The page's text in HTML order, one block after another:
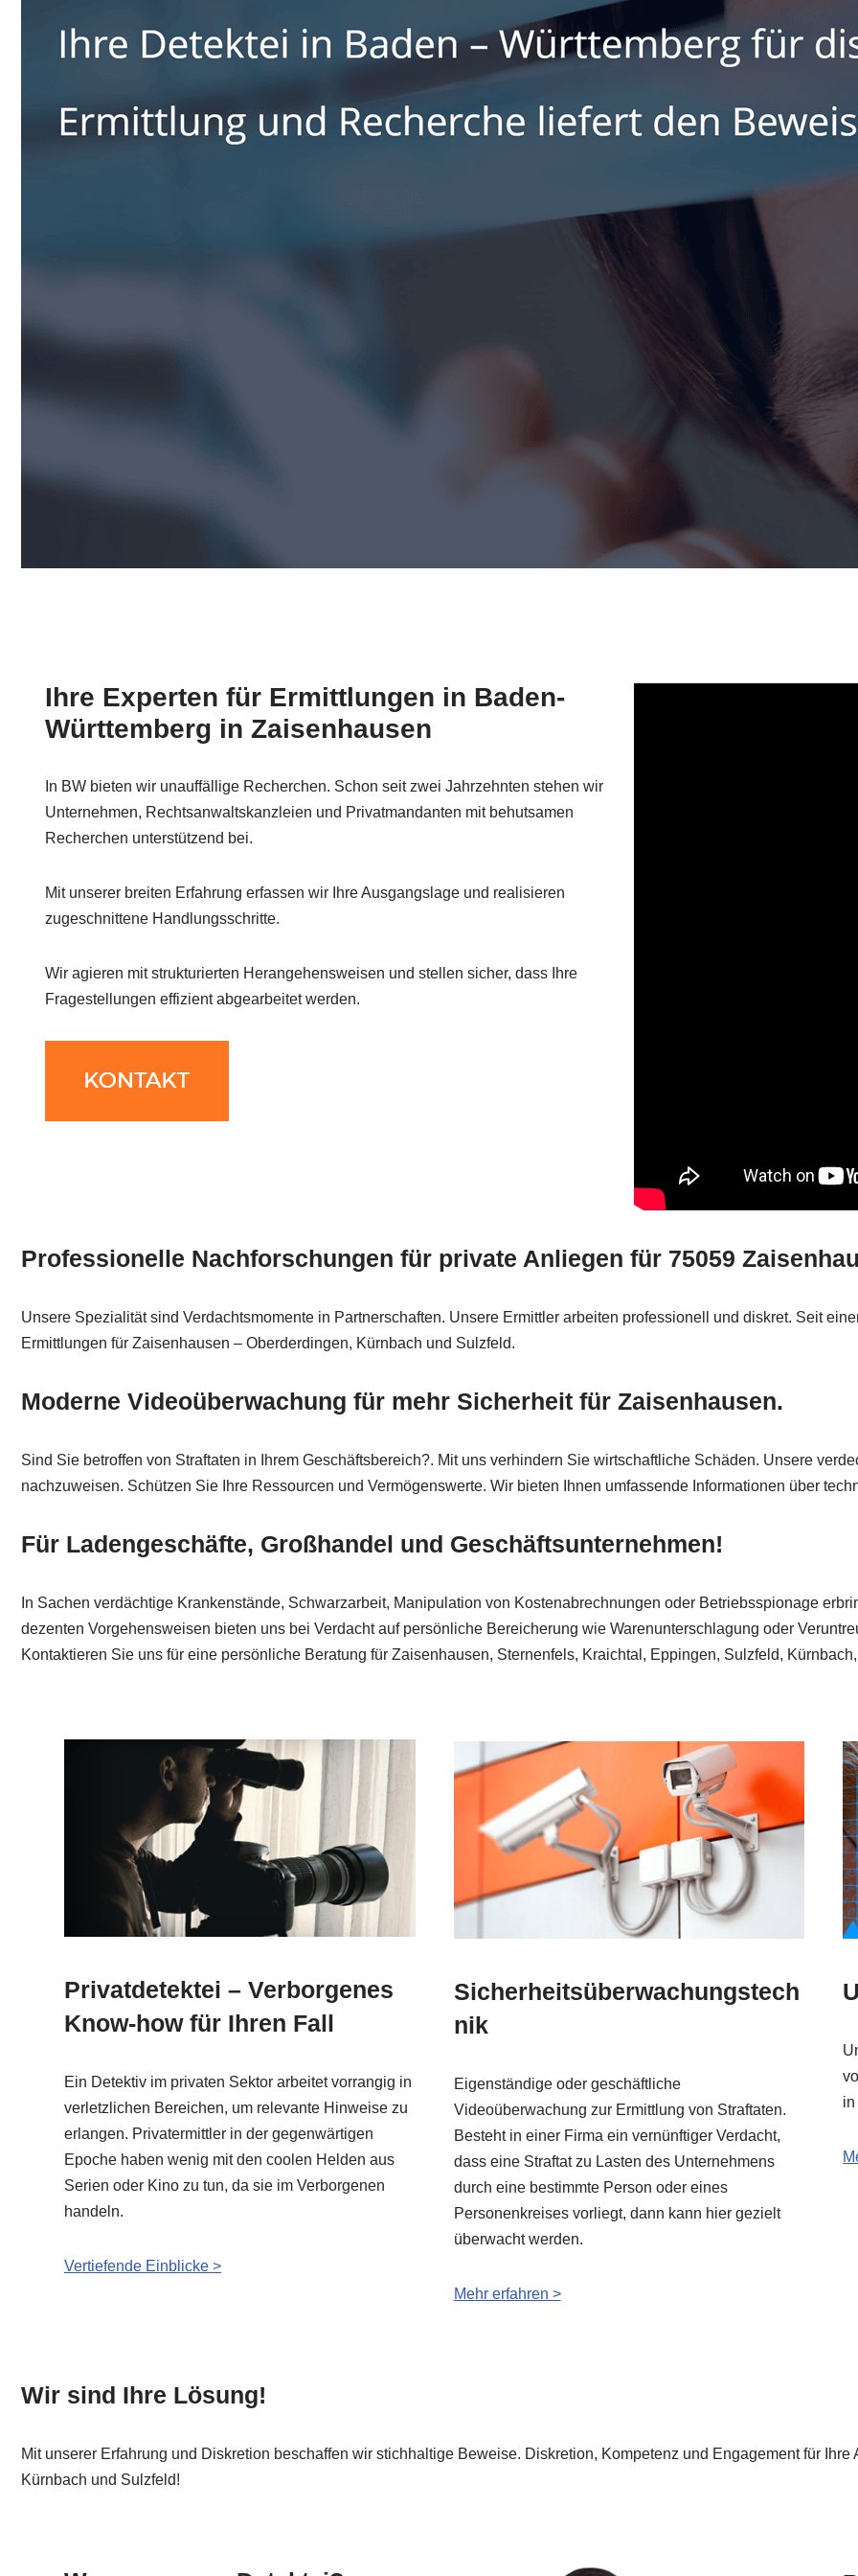
Ihre Experten für Ermittlungen in Baden-
Württemberg in Zaisenhausen
In BW bieten wir unauffällige Recherchen. Schon seit zwei Jahrzehnten stehen wir
Unternehmen, Rechtsanwaltskanzleien und Privatmandanten mit behutsamen
Recherchen unterstützend bei.
Mit unserer breiten Erfahrung erfassen wir Ihre Ausgangslage und realisieren
zugeschnittene Handlungsschritte.
Wir agieren mit strukturierten Herangehensweisen und stellen sicher, dass Ihre
Fragestellungen effizient abgearbeitet werden.
Professionelle Nachforschungen für private Anliegen für 75059
Unsere Spezialität sind Verdachtsmomente in Partnerschaften. Unsere Ermittler arbeiten professionell und diskret. Seit
Ermittlungen für Zaisenhausen – Oberderdingen, Kürnbach und Sulzfeld.
Moderne Videoüberwachung für mehr Sicherheit für Zaisenhausen.
Sind Sie betroffen von Straftaten in Ihrem Geschäftsbereich?. Mit uns verhindern Sie wirtschaftliche Schäden. Unsere
nachzuweisen. Schützen Sie Ihre Ressourcen und Vermögenswerte. Wir bieten Ihnen umfassende Informationen über
Für Ladengeschäfte, Großhandel und Geschäftsunternehmen!
In Sachen verdächtige Krankenstände, Schwarzarbeit, Manipulation von Kostenabrechnungen oder Betriebsspionage
dezenten Vorgehensweisen bieten uns bei Verdacht auf persönliche Bereicherung wie Warenunterschlagung oder
Kontaktieren Sie uns für eine persönliche Beratung für Zaisenhausen, Sternenfels, Kraichtal, Eppingen, Sulzfeld,
Privatdetektei – Verborgenes
Know-how für Ihren Fall
Ein Detektiv im privaten Sektor arbeitet vorrangig in
verletzlichen Bereichen, um relevante Hinweise zu
erlangen. Privatermittler in der gegenwärtigen
Epoche haben wenig mit den coolen Helden aus
Serien oder Kino zu tun, da sie im Verborgenen
handeln.
Vertiefende Einblicke >
Sicherheitsüberwachungstech
nik
Eigenständige oder geschäftliche
Videoüberwachung zur Ermittlung von Straftaten.
Besteht in einer Firma ein vernünftiger Verdacht,
dass eine Straftat zu Lasten des Unternehmens
durch eine bestimmte Person oder eines
Personenkreises vorliegt, dann kann hier gezielt
überwacht werden.
Mehr erfahren >
Wir sind Ihre Lösung!
Mit unserer Erfahrung und Diskretion beschaffen wir stichhaltige Beweise. Diskretion, Kompetenz und Engagement für
Kürnbach und Sulzfeld!